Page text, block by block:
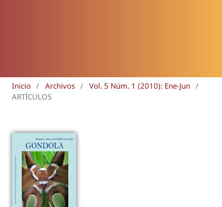
Inicio / Archivos / Vol. 5 Núm. 1 (2010): Ene-Jun
/
ARTÍCULOS